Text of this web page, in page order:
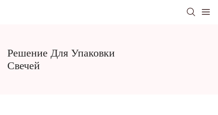
Решение Для Упаковки
Свечей